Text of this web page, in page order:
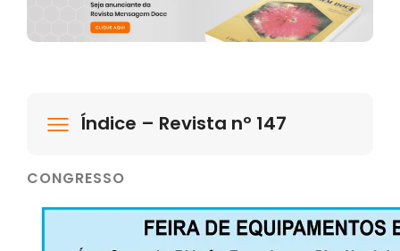
Índice – Revista nº 147
CONGRESSO